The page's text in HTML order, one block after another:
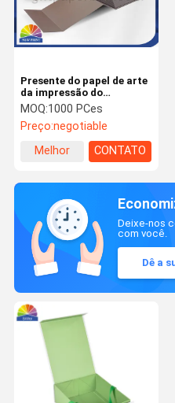
Presente do papel de arte
da impressão do
logotipo/caixas de
empacotamento do
relógio, caixa de papel de
empacotamento dobrável
MOQ:1000 PCes
Preço:negotiable
Melhor
CONTATO
Deixe-nos
com você.
Dê a